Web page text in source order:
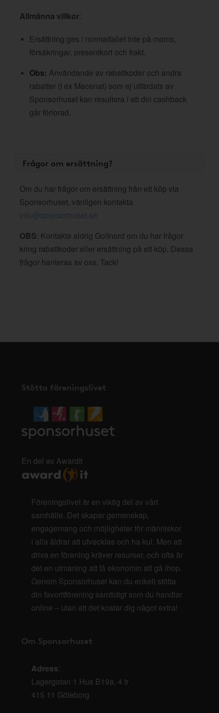
Allmänna villkor:
Ersättning ges i normalfallet inte på moms,
försäkringar, presentkort och frakt.
Obs: Användande av rabattkoder och andra
rabatter (t ex Mecenat) som ej utfärdats av
Sponsorhuset kan resultera i att din cashback
går förlorad.
Frågor om ersättning?
Om du har frågor om ersättning från ett köp via
Sponsorhuset, vänligen kontakta
info@sponsorhuset.se
OBS: Kontakta aldrig Golfnord om du har frågor
kring rabattkoder eller ersättning på ett köp. Dessa
frågor hanteras av oss. Tack!
Stötta föreningslivet
En del av AwardIt
Föreningslivet är en viktig del av vårt
samhälle. Det skapar gemenskap,
engagemang och möjligheter för människor
i alla åldrar att utvecklas och ha kul. Men att
driva en förening kräver resurser, och ofta är
det en utmaning att få ekonomin att gå ihop.
Genom Sponsorhuset kan du enkelt stötta
din favoritförening samtidigt som du handlar
online – utan att det kostar dig något extra!
Om Sponsorhuset
Adress:
Lagergatan 1 Hus B19a, 4 tr
415 11 Göteborg